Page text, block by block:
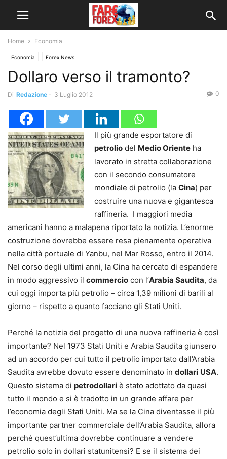
Home Economia
Economia Forex News
Dollaro verso il tramonto?
Di Redazione - 3 Luglio 2012 0
Il più grande esportatore di
petrolio del Medio Oriente ha
lavorato in stretta collaborazione
con il secondo consumatore
mondiale di petrolio (la Cina) per
costruire una nuova e gigantesca
raffineria. I maggiori media
americani hanno a malapena riportato la notizia. L’enorme
costruzione dovrebbe essere resa pienamente operativa
nella città portuale di Yanbu, nel Mar Rosso, entro il 2014.
Nel corso degli ultimi anni, la Cina ha cercato di espandere
in modo aggressivo il commercio con l’Arabia Saudita, da
cui oggi importa più petrolio – circa 1,39 milioni di barili al
giorno – rispetto a quanto facciano gli Stati Uniti.
Perché la notizia del progetto di una nuova raffineria è così
importante? Nel 1973 Stati Uniti e Arabia Saudita giunsero
ad un accordo per cui tutto il petrolio importato dall’Arabia
Saudita avrebbe dovuto essere denominato in dollari USA.
Questo sistema di petrodollari è stato adottato da quasi
tutto il mondo e si è tradotto in un grande affare per
l’economia degli Stati Uniti. Ma se la Cina diventasse il più
importante partner commerciale dell’Arabia Saudita, allora
perché quest’ultima dovrebbe continuare a vendere
petrolio solo in dollari statunitensi? E se il sistema dei